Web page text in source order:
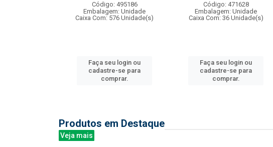
Código: 495186
Embalagem: Unidade
Caixa Com: 576 Unidade(s)
Faça seu login ou
cadastre-se para
comprar.
Código: 471628
Embalagem: Unidade
Caixa Com: 36 Unidade(s)
Faça seu login ou
cadastre-se para
comprar.
Produtos em Destaque
Veja mais